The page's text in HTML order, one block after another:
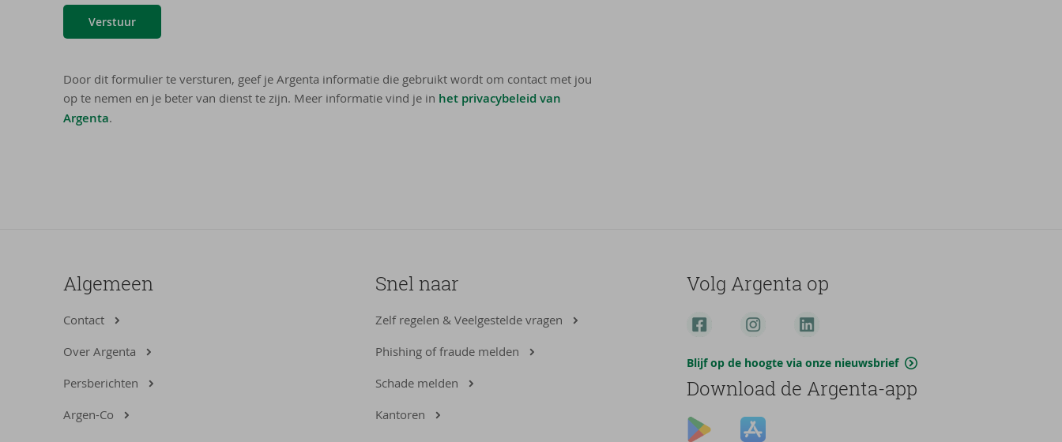
Verstuur
Door dit formulier te versturen, geef je Argenta informatie die gebruikt wordt om contact met jou
op te nemen en je beter van dienst te zijn. Meer informatie vind je in het privacybeleid van
Argenta.
Algemeen
Contact
Over Argenta
Persberichten
Argen-Co
Snel naar
Zelf regelen & Veelgestelde vragen
Phishing of fraude melden
Schade melden
Kantoren
Volg Argenta op
Blijf op de hoogte via onze nieuwsbrief
Download de Argenta-app